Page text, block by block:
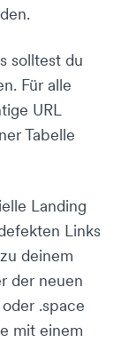
solltest du
Für alle
URL
Tabelle
Landing
Links
deinem
der neuen
.space
mit einem